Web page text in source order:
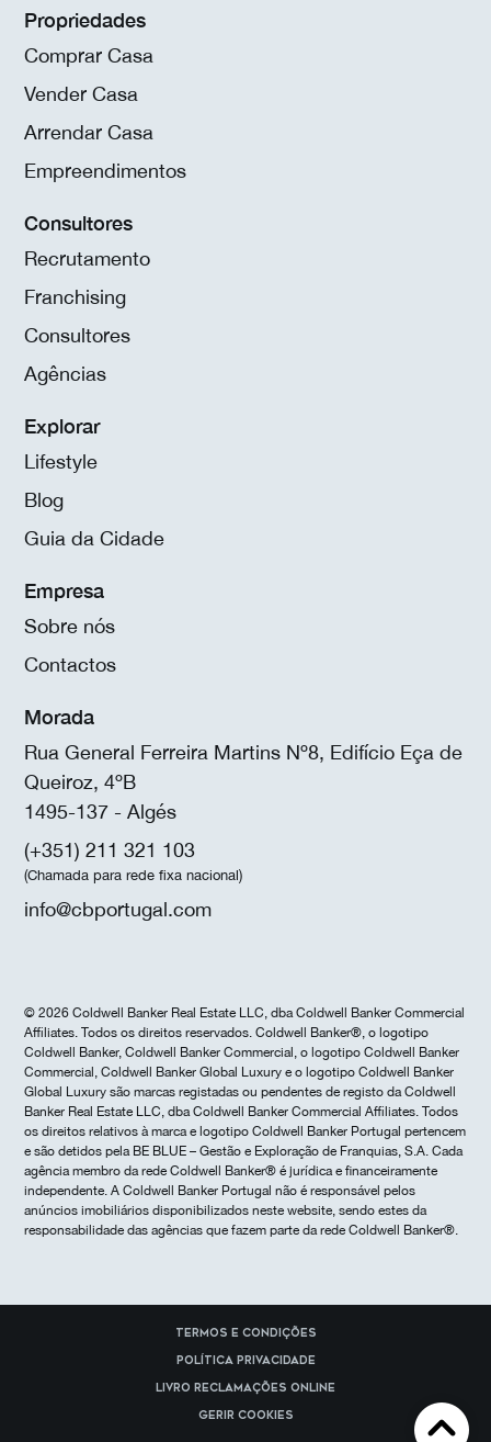
Propriedades
Comprar Casa
Vender Casa
Arrendar Casa
Empreendimentos
Consultores
Recrutamento
Franchising
Consultores
Agências
Explorar
Lifestyle
Blog
Guia da Cidade
Empresa
Sobre nós
Contactos
Morada
Rua General Ferreira Martins Nº8, Edifício Eça de
Queiroz, 4ºB
1495-137 - Algés
(+351) 211 321 103
(Chamada para rede fixa nacional)
info@cbportugal.com
© 2026 Coldwell Banker Real Estate LLC, dba Coldwell Banker Commercial
Affiliates. Todos os direitos reservados. Coldwell Banker®, o logotipo
Coldwell Banker, Coldwell Banker Commercial, o logotipo Coldwell Banker
Commercial, Coldwell Banker Global Luxury e o logotipo Coldwell Banker
Global Luxury são marcas registadas ou pendentes de registo da Coldwell
Banker Real Estate LLC, dba Coldwell Banker Commercial Affiliates. Todos
os direitos relativos à marca e logotipo Coldwell Banker Portugal pertencem
e são detidos pela BE BLUE – Gestão e Exploração de Franquias, S.A. Cada
agência membro da rede Coldwell Banker® é jurídica e financeiramente
independente. A Coldwell Banker Portugal não é responsável pelos
anúncios imobiliários disponibilizados neste website, sendo estes da
responsabilidade das agências que fazem parte da rede Coldwell Banker®.
Termos e Condições
Política Privacidade
Livro reclamações online
Gerir cookies